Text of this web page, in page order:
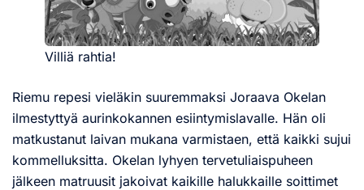
Villiä rahtia!
Riemu repesi vieläkin suuremmaksi Joraava Okelan
ilmestyttyä aurinkokannen esiintymislavalle. Hän oli
matkustanut laivan mukana varmistaen, että kaikki sujui
kommelluksitta. Okelan lyhyen tervetuliaispuheen
jälkeen matruusit jakoivat kaikille halukkaille soittimet